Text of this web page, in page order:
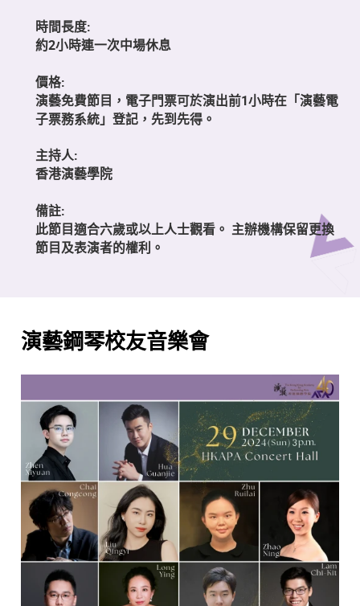
時間長度:
約2小時連一次中場休息
價格:
演藝免費節目，電子門票可於演出前1小時在「演藝電
子票務系統」登記，先到先得。
主持人:
香港演藝學院
備註:
此節目適合六歲或以上人士觀看。 主辦機構保留更換
節目及表演者的權利。
演藝鋼琴校友音樂會